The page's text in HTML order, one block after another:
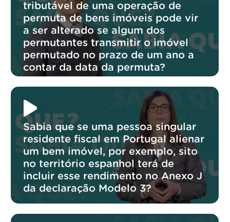
tributável de uma operação de
permuta de bens imóveis pode vir
a ser alterado se algum dos
permutantes transmitir o imóvel
permutado no prazo de um ano a
contar da data da permuta?
Sabia que se uma pessoa singular
residente fiscal em Portugal alienar
um bem imóvel, por exemplo, sito
no território espanhol terá de
incluir esse rendimento no Anexo J
da declaração Modelo 3?